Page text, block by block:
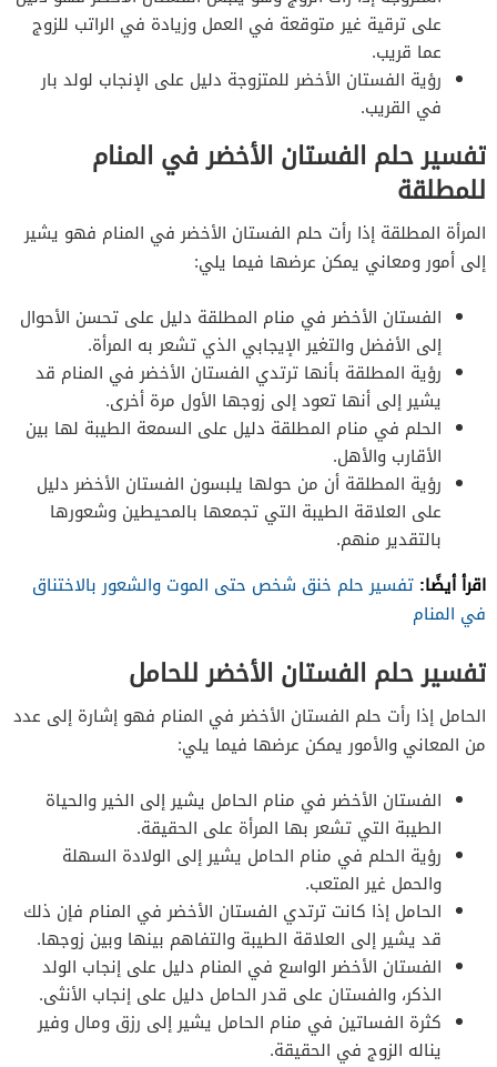
على ترقية غير متوقعة في العمل وزيادة في الراتب للزوج
عما قريب.
رؤية الفستان الأخضر للمتزوجة دليل على الإنجاب لولد بار
في القريب.
تفسير حلم الفستان الأخضر في المنام
للمطلقة
المرأة المطلقة إذا رأت حلم الفستان الأخضر في المنام فهو يشير
إلى أمور ومعاني يمكن عرضها فيما يلي:
الفستان الأخضر في منام المطلقة دليل على تحسن الأحوال
إلى الأفضل والتغير الإيجابي الذي تشعر به المرأة.
رؤية المطلقة بأنها ترتدي الفستان الأخضر في المنام قد
يشير إلى أنها تعود إلى زوجها الأول مرة أخرى.
الحلم في منام المطلقة دليل على السمعة الطيبة لها بين
الأقارب والأهل.
رؤية المطلقة أن من حولها يلبسون الفستان الأخضر دليل
على العلاقة الطيبة التي تجمعها بالمحيطين وشعورها
بالتقدير منهم.
اقرأ أيضًا: تفسير حلم خنق شخص حتى الموت والشعور بالاختناق
في المنام
تفسير حلم الفستان الأخضر للحامل
الحامل إذا رأت حلم الفستان الأخضر في المنام فهو إشارة إلى عدد
من المعاني والأمور يمكن عرضها فيما يلي:
الفستان الأخضر في منام الحامل يشير إلى الخير والحياة
الطيبة التي تشعر بها المرأة على الحقيقة.
رؤية الحلم في منام الحامل يشير إلى الولادة السهلة
والحمل غير المتعب.
الحامل إذا كانت ترتدي الفستان الأخضر في المنام فإن ذلك
قد يشير إلى العلاقة الطيبة والتفاهم بينها وبين زوجها.
الفستان الأخضر الواسع في المنام دليل على إنجاب الولد
الذكر، والفستان على قدر الحامل دليل على إنجاب الأنثى.
كثرة الفساتين في منام الحامل يشير إلى رزق ومال وفير
يناله الزوج في الحقيقة.